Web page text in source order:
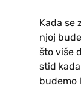
Kada se
njoj
što više
stid
budemo